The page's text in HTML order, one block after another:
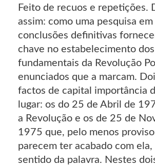
Feito de recuos e repetições.
assim: como uma pesquisa
conclusões definitivas
chave no estabelecimento
fundamentais da Revolução
enunciados que a marcam.
factos de capital importância
lugar: os do 25 de Abril de
a Revolução e os de 25 de
1975 que, pelo menos
parecem ter acabado com
sentido da palavra. Nestes